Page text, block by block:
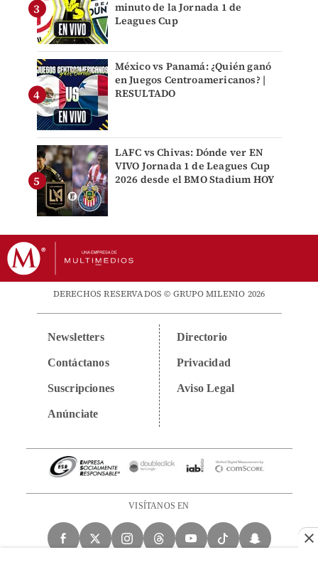
minuto de la Jornada 1 de
Leagues Cup
México vs Panamá: ¿Quién ganó
en Juegos Centroamericanos? |
RESULTADO
LAFC vs Chivas: Dónde ver EN
VIVO Jornada 1 de Leagues Cup
2026 desde el BMO Stadium HOY
DERECHOS RESERVADOS © GRUPO MILENIO 2026
Newsletters
Contáctanos
Suscripciones
Anúnciate
Directorio
Privacidad
Aviso Legal
VISÍTANOS EN